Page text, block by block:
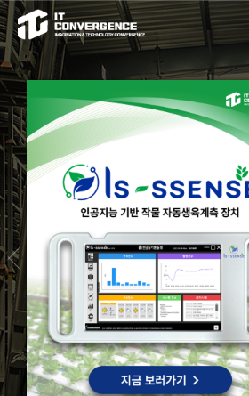
최적의 자원관리
통합 생산관리 솔
만나보십시오.
VIEW MORE